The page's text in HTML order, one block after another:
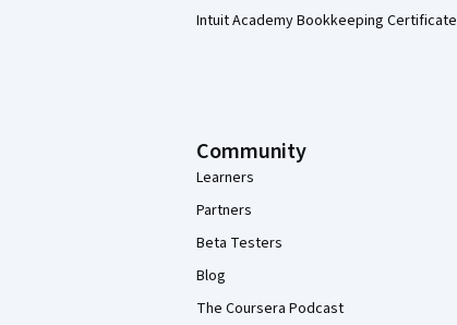
Intuit Academy Bookkeeping Certificate
Community
Learners
Partners
Beta Testers
Blog
The Coursera Podcast